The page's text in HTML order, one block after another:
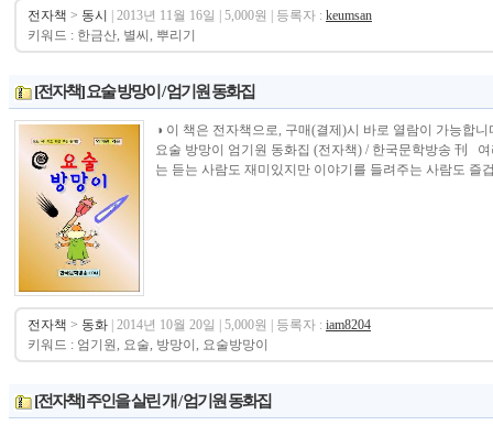
전자책 > 동시 | 2013년 11월 16일 | 5,000원 | 등록자 : keumsan
키워드 : 한금산, 별씨, 뿌리기
[전자책] 요술 방망이 / 엄기원 동화집
◑ 이 책은 전자책으로, 구매(결제)시 바로 열람이 가능합
요술 방망이 엄기원 동화집 (전자책) / 한국문학방송 刊
는 듣는 사람도 재미있지만 이야기를 들려주는 사람도 즐
전자책 > 동화 | 2014년 10월 20일 | 5,000원 | 등록자 : iam8204
키워드 : 엄기원, 요술, 방망이, 요술방망이
[전자책] 주인을 살린 개 / 엄기원 동화집